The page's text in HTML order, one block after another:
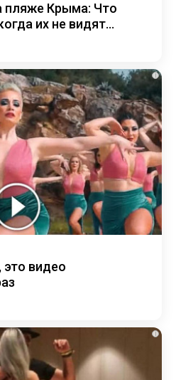
пляже Крыма: Что
их не видят...
i
это видео
i